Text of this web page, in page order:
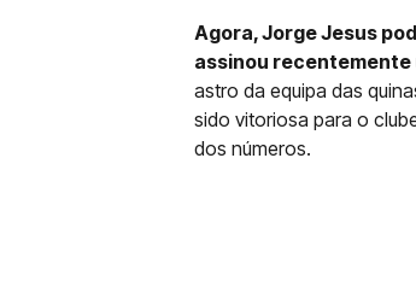
Agora, Jorge Jesus
assinou recentemente
astro da equipa das
sido vitoriosa para o
dos números.